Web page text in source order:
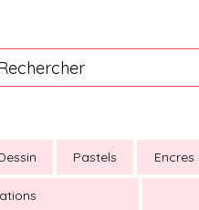
Pastels Encres